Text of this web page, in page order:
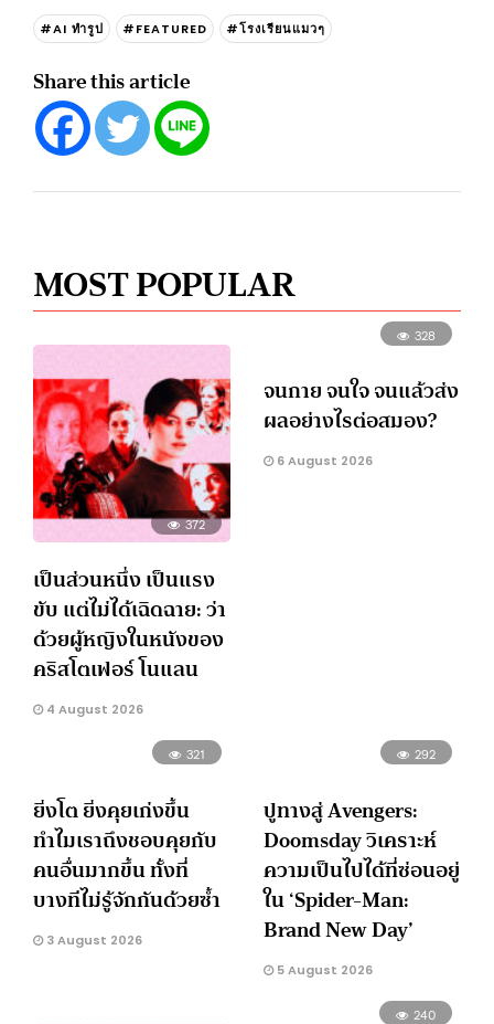
#AI ทำรูป #FEATURED #โรงเรียนแมวๆ
Share this article
MOST POPULAR
372
เป็นส่วนหนึ่ง เป็นแรง
ขับ แต่ไม่ได้เฉิดฉาย: ว่า
ด้วยผู้หญิงในหนังของ
คริสโตเฟอร์ โนแลน
4 August 2026
328
จนกาย จนใจ จนแล้วส่ง
ผลอย่างไรต่อสมอง?
6 August 2026
321
ยิ่งโต ยิ่งคุยเก่งขึ้น
ทำไมเราถึงชอบคุยกับ
คนอื่นมากขึ้น ทั้งที่
บางทีไม่รู้จักกันด้วยซ้ำ
3 August 2026
292
ปูทางสู่ Avengers:
Doomsday วิเคราะห์
ความเป็นไปได้ที่ซ่อนอยู่
ใน ‘Spider-Man:
Brand New Day’
5 August 2026
240